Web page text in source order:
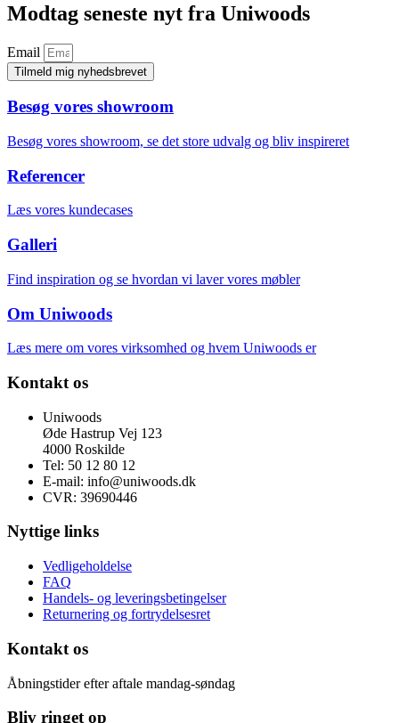
Modtag seneste nyt fra Uniwoods
Email
Tilmeld mig nyhedsbrevet
Besøg vores showroom
Besøg vores showroom, se det store udvalg og bliv inspireret
Referencer
Læs vores kundecases
Galleri
Find inspiration og se hvordan vi laver vores møbler
Om Uniwoods
Læs mere om vores virksomhed og hvem Uniwoods er
Kontakt os
Uniwoods
Øde Hastrup Vej 123
4000 Roskilde
Tel: 50 12 80 12
E-mail: info@uniwoods.dk
CVR: 39690446
Nyttige links
Vedligeholdelse
FAQ
Handels- og leveringsbetingelser
Returnering og fortrydelsesret
Kontakt os
Åbningstider efter aftale mandag-søndag
Bliv ringet op